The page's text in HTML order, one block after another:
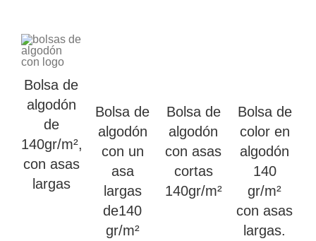
Bolsa de
algodón
de
140gr/m²,
con asas
largas
Bolsa de
algodón
con un
asa
largas
de140
gr/m²
Bolsa de
algodón
con asas
cortas
140gr/m²
Bolsa de
color en
algodón
140
gr/m²
con asas
largas.